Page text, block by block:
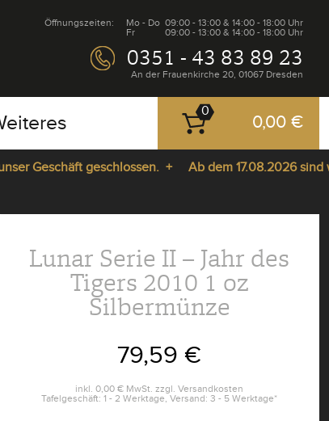
Mo - Do 09:00 - 13:00 & 14:00 - 18:00 Uhr
Fr
09:00 - 13:00 & 14:00 - 18:00 Uhr
Öffnungszeiten:
0351 - 43 83 89 23
An der Frauenkirche 20, 01067 Dresden
0
0,00 €
Geschäft geschlossen. +
Ab dem 17.08.2026 sind wir
Lunar Serie II – Jahr des
Tigers 2010 1 oz
Silbermünze
79,59 €
inkl. 0,00 € MwSt. zzgl. Versandkosten
Tafelgeschäft: 1 - 2 Werktage, Versand: 3 - 5 Werktage*